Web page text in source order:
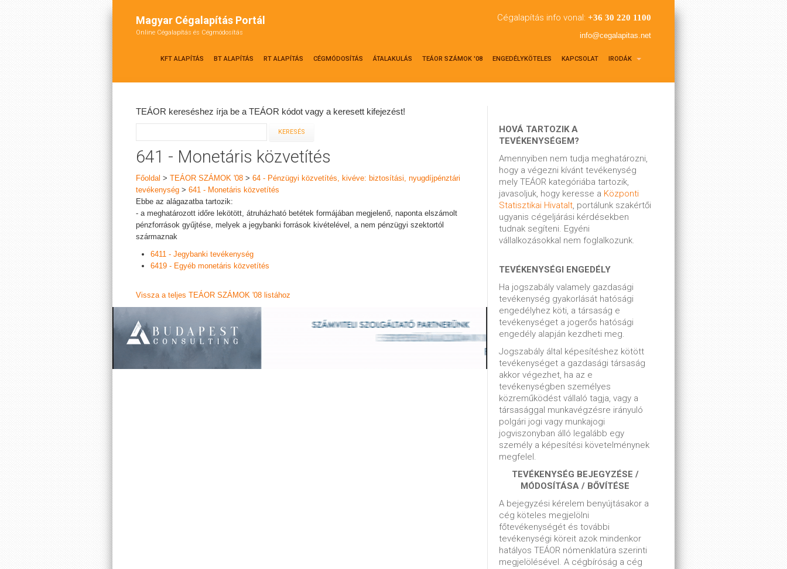
Magyar Cégalapítás Portál
Online Cégalapítás és Cégmódosítás
Cégalapítás info vonal: +36 30 220 1100
info@cegalapitas.net
KFT ALAPÍTÁS BT ALAPÍTÁS RT ALAPÍTÁS CÉGMÓDOSÍTÁS ÁTALAKULÁS TEÁOR SZÁMOK '08 ENGEDÉLYKÖTELES KAPCSOLAT IRODÁK
TEÁOR kereséshez írja be a TEÁOR kódot vagy a keresett kifejezést!
641 - Monetáris közvetítés
Főoldal > TEÁOR SZÁMOK '08 > 64 - Pénzügyi közvetítés, kivéve: biztosítási, nyugdíjpénztári
tevékenység > 641 - Monetáris közvetítés
Ebbe az alágazatba tartozik:
- a meghatározott időre lekötött, átruházható betétek formájában megjelenő, naponta elszámolt
pénzforrások gyűjtése, melyek a jegybanki források kivételével, a nem pénzügyi szektortól
származnak
6411 - Jegybanki tevékenység
6419 - Egyéb monetáris közvetítés
Vissza a teljes TEÁOR SZÁMOK '08 listához
HOVÁ TARTOZIK A
TEVÉKENYSÉGEM?
Amennyiben nem tudja meghatározni,
hogy a végezni kívánt tevékenység
mely TEÁOR kategóriába tartozik,
javasoljuk, hogy keresse a Központi
Statisztikai Hivatalt, portálunk szakértői
ugyanis cégeljárási kérdésekben
tudnak segíteni. Egyéni
vállalkozásokkal nem foglalkozunk.
TEVÉKENYSÉGI ENGEDÉLY
Ha jogszabály valamely gazdasági
tevékenység gyakorlását hatósági
engedélyhez köti, a társaság e
tevékenységet a jogerős hatósági
engedély alapján kezdheti meg.
Jogszabály által képesítéshez kötött
tevékenységet a gazdasági társaság
akkor végezhet, ha az e
tevékenységben személyes
közreműködést vállaló tagja, vagy a
társasággal munkavégzésre irányuló
polgári jogi vagy munkajogi
jogviszonyban álló legalább egy
személy a képesítési követelménynek
megfelel.
TEVÉKENYSÉG BEJEGYZÉSE /
MÓDOSÍTÁSA / BŐVÍTÉSE
A bejegyzési kérelem benyújtásakor a
cég köteles megjelölni
főtevékenységét és további
tevékenységi köreit azok mindenkor
hatályos TEÁOR nómenklatúra szerinti
megjelölésével. A cégbíróság a cég